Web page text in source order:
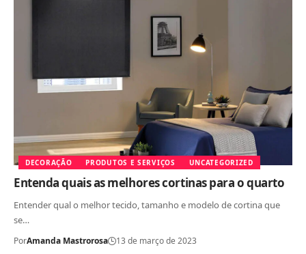
DECORAÇÃO PRODUTOS E SERVIÇOS UNCATEGORIZED
Entenda quais as melhores cortinas para o quarto
Entender qual o melhor tecido, tamanho e modelo de cortina que
se…
PorAmanda Mastrorosa 13 de março de 2023